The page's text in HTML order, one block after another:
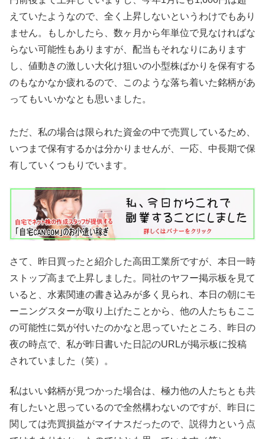
えていたようなので、全く上昇しないというわけでもあり
ません。もしかしたら、数ヶ月から年単位で見なければな
らない可能性もありますが、配当もそれなりにあります
し、値動きの激しい大化け狙いの小型株ばかりを保有する
のもなかなか疲れるので、このような落ち着いた銘柄があ
ってもいいかなとも思いました。
ただ、私の場合は限られた資金の中で売買しているため、
いつまで保有するかは分かりませんが、一応、中長期で保
有していくつもりでいます。
さて、昨日買ったと紹介した高田工業所ですが、本日一時
ストップ高まで上昇しました。同社のヤフー掲示板を見て
いると、水素関連の書き込みが多く見られ、本日の朝にモ
ーニングスターが取り上げたことから、他の人たちもここ
の可能性に気が付いたのかなと思っていたところ、昨日の
夜の時点で、私が昨日書いた日記のURLが掲示板に投稿
されていました（笑）。
私はいい銘柄が見つかった場合は、極力他の人たちとも共
有したいと思っているので全然構わないのですが、昨日に
関しては売買損益がマイナスだったので、説得力という点